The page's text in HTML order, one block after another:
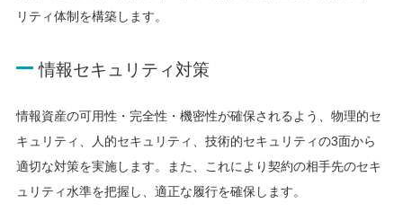
リティ体制を構築します。
情報セキュリティ対策
情報資産の可用性・完全性・機密性が確保されるよう、物理的セ
キュリティ、人的セキュリティ、技術的セキュリティの3面から
適切な対策を実施します。また、これにより契約の相手先のセキ
ュリティ水準を把握し、適正な履行を確保します。